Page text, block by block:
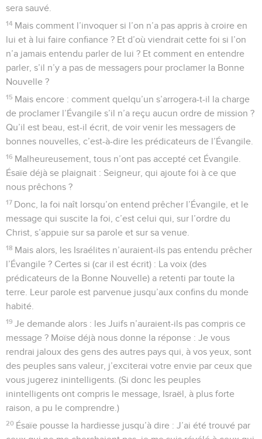
sera sauvé.
14 Mais comment l’invoquer si l’on n’a pas appris à croire en
lui et à lui faire confiance ? Et d’où viendrait cette foi si l’on
n’a jamais entendu parler de lui ? Et comment en entendre
parler, s’il n’y a pas de messagers pour proclamer la Bonne
Nouvelle ?
15 Mais encore : comment quelqu’un s’arrogera-t-il la charge
de proclamer l’Évangile s’il n’a reçu aucun ordre de mission ?
Qu’il est beau, est-il écrit, de voir venir les messagers de
bonnes nouvelles, c’est-à-dire les prédicateurs de l’Évangile.
16 Malheureusement, tous n’ont pas accepté cet Évangile.
Ésaïe déjà se plaignait : Seigneur, qui ajoute foi à ce que
nous prêchons ?
17 Donc, la foi naît lorsqu’on entend prêcher l’Évangile, et le
message qui suscite la foi, c’est celui qui, sur l’ordre du
Christ, s’appuie sur sa parole et sur sa venue.
18 Mais alors, les Israélites n’auraient-ils pas entendu prêcher
l’Évangile ? Certes si (car il est écrit) : La voix (des
prédicateurs de la Bonne Nouvelle) a retenti par toute la
terre. Leur parole est parvenue jusqu’aux confins du monde
habité.
19 Je demande alors : les Juifs n’auraient-ils pas compris ce
message ? Moïse déjà nous donne la réponse : Je vous
rendrai jaloux des gens des autres pays qui, à vos yeux, sont
des peuples sans valeur, j’exciterai votre envie par ceux que
vous jugerez inintelligents. (Si donc les peuples
inintelligents ont compris le message, Israël, à plus forte
raison, a pu le comprendre.)
20 Ésaïe pousse la hardiesse jusqu’à dire : J’ai été trouvé par